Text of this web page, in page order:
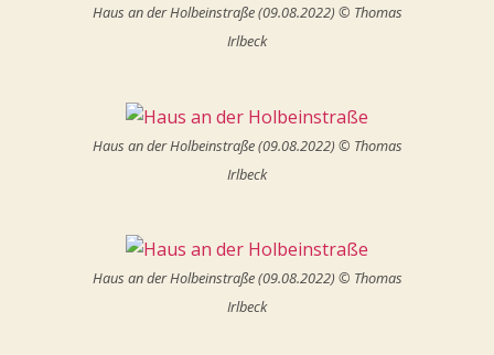
Haus an der Holbeinstraße (09.08.2022) © Thomas
Irlbeck
Haus an der Holbeinstraße (09.08.2022) © Thomas
Irlbeck
Haus an der Holbeinstraße (09.08.2022) © Thomas
Irlbeck